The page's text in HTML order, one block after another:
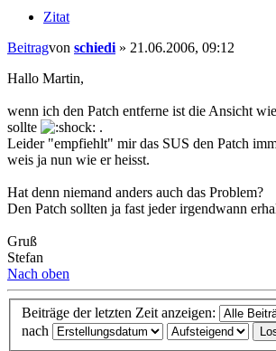
Zitat
Beitragvon schiedi » 21.06.2006, 09:12
Hallo Martin,
wenn ich den Patch entferne ist die Ansicht
sollte
.
Leider "empfiehlt" mir das SUS den Patch
weis ja nun wie er heisst.
Hat denn niemand anders auch das Problem?
Den Patch sollten ja fast jeder irgendwann
Gruß
Stefan
Nach oben
Beiträge der letzten Zeit anzeigen:
nach